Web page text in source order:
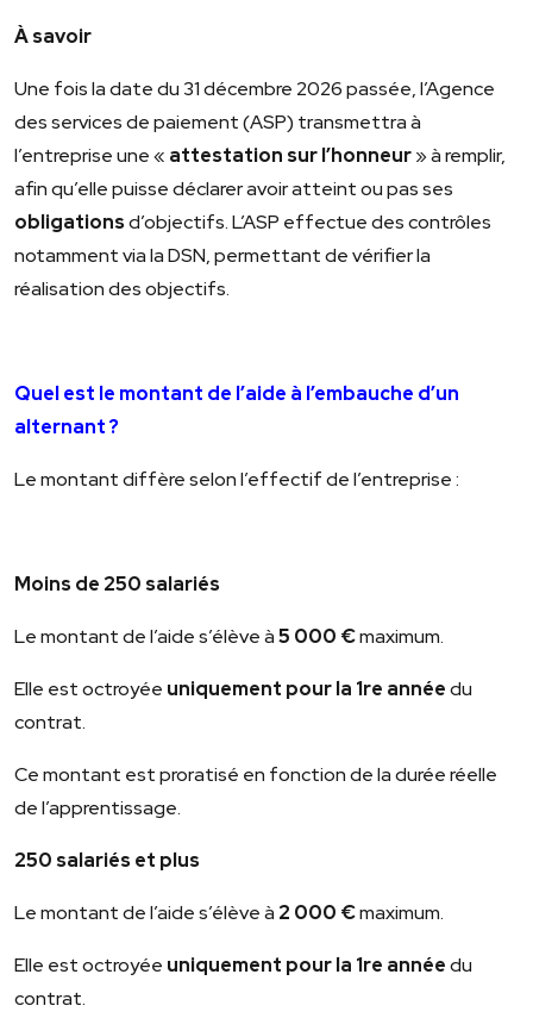
À savoir
Une fois la date du 31 décembre 2026 passée, l’Agence
des services de paiement (ASP) transmettra à
l’entreprise une « attestation sur l’honneur» à remplir,
afin qu’elle puisse déclarer avoir atteint ou pas ses
obligationsd’objectifs. L’ASP effectue des contrôles
notamment via la DSN, permettant de vérifier la
réalisation des objectifs.
Quel est le montant de l’aide à l’embauche d’un
alternant ?
Le montant diffère selon l’effectif de l’entreprise :
Moins de 250 salariés
Le montant de l’aide s’élève à5 000 €maximum.
Elle est octroyée uniquement pour la 1re annéedu
contrat.
Ce montant est proratisé en fonction de la durée réelle
de l’apprentissage.
250 salariés et plus
Le montant de l’aide s’élève à 2 000 €maximum.
Elle est octroyée uniquement pour la 1re annéedu
contrat.